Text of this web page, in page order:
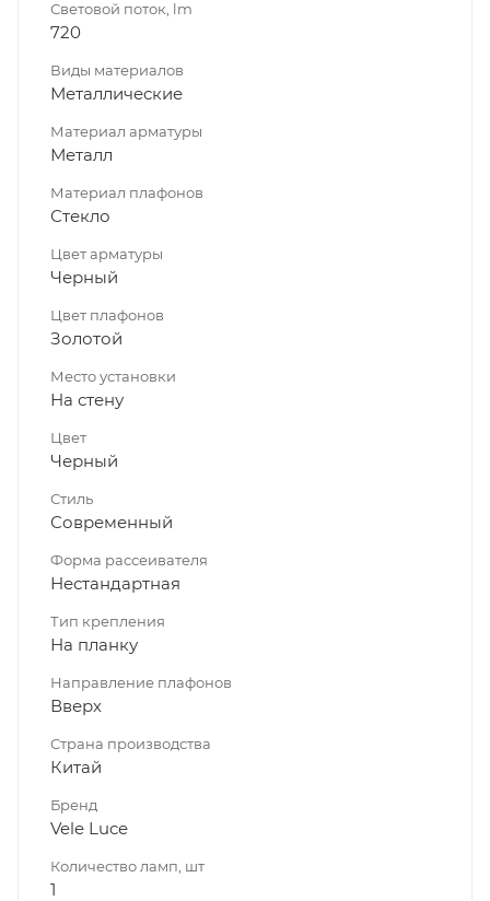
Световой поток, lm
720
Виды материалов
Металлические
Материал арматуры
Металл
Материал плафонов
Стекло
Цвет арматуры
Черный
Цвет плафонов
Золотой
Место установки
На стену
Цвет
Черный
Стиль
Современный
Форма рассеивателя
Нестандартная
Тип крепления
На планку
Направление плафонов
Вверх
Страна производства
Китай
Бренд
Vele Luce
Количество ламп, шт
1